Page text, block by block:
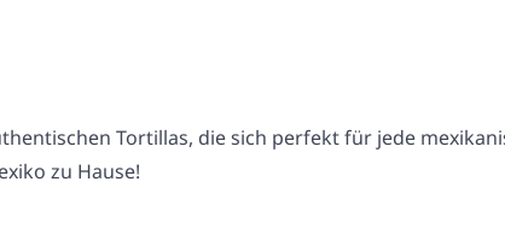
Tortillas, die sich perfekt für jede
zu Hause!